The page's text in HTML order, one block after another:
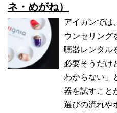
ネ・めがね）
アイガンでは
ウンセリング
聴器レンタル
必要そうだけ
わからない」
器を試すこと
選びの流れや